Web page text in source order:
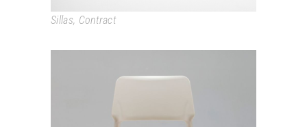
Sillas, Contract